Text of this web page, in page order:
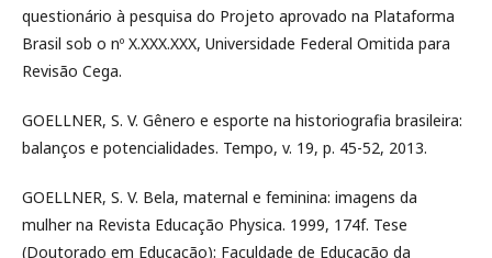
questionário à pesquisa do Projeto aprovado na Plataforma
Brasil sob o nº X.XXX.XXX, Universidade Federal Omitida para
Revisão Cega.
GOELLNER, S. V. Gênero e esporte na historiografia brasileira:
balanços e potencialidades. Tempo, v. 19, p. 45-52, 2013.
GOELLNER, S. V. Bela, maternal e feminina: imagens da
mulher na Revista Educação Physica. 1999, 174f. Tese
(Doutorado em Educação): Faculdade de Educação da